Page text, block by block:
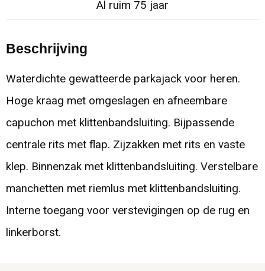
Al ruim 75 jaar
Beschrijving
Waterdichte gewatteerde parkajack voor heren.
Hoge kraag met omgeslagen en afneembare
capuchon met klittenbandsluiting. Bijpassende
centrale rits met flap. Zijzakken met rits en vaste
klep. Binnenzak met klittenbandsluiting. Verstelbare
manchetten met riemlus met klittenbandsluiting.
Interne toegang voor verstevigingen op de rug en
linkerborst.